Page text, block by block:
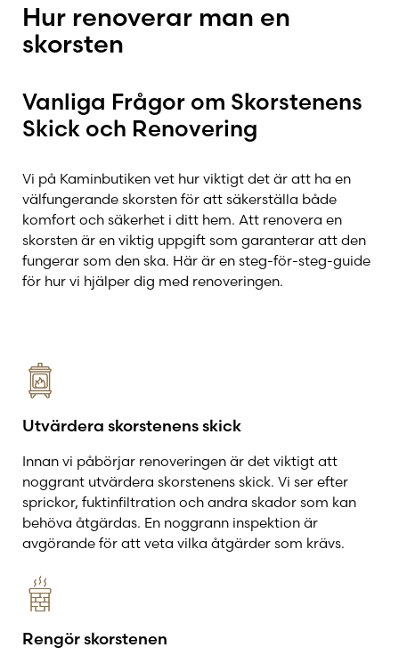
Hur renoverar man en
skorsten
Vanliga Frågor om Skorstenens
Skick och Renovering
Vi på Kaminbutiken vet hur viktigt det är att ha en
välfungerande skorsten för att säkerställa både
komfort och säkerhet i ditt hem. Att renovera en
skorsten är en viktig uppgift som garanterar att den
fungerar som den ska. Här är en steg-för-steg-guide
för hur vi hjälper dig med renoveringen.
Utvärdera skorstenens skick
Innan vi påbörjar renoveringen är det viktigt att
noggrant utvärdera skorstenens skick. Vi ser efter
sprickor, fuktinfiltration och andra skador som kan
behöva åtgärdas. En noggrann inspektion är
avgörande för att veta vilka åtgärder som krävs.
Rengör skorstenen